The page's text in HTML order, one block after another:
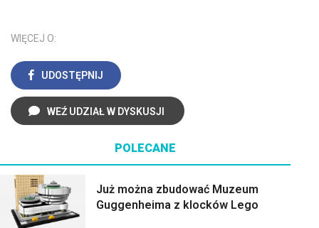
WIĘCEJ O:
UDOSTĘPNIJ
WEŹ UDZIAŁ W DYSKUSJI
POLECANE
Już można zbudować Muzeum
Guggenheima z klocków Lego